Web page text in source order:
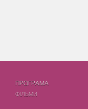
ПРОГРАМА
ФIЛЬМИ